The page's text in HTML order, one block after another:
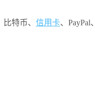
比特币、 信用卡、PayPal、